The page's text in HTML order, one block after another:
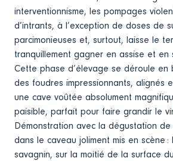
interventionnisme, les pompages
d’intrants, à l’exception de doses de
parcimonieuses et, surtout, laisse le
tranquillement gagner en assise et en
Cette phase d’élevage se déroule en
des foudres impressionnants, alignés
une cave voûtée absolument
paisible, parfait pour faire grandir le
Démonstration avec la dégustation
dans le caveau joliment mis en scène :
savagnin, sur la moitié de la surface